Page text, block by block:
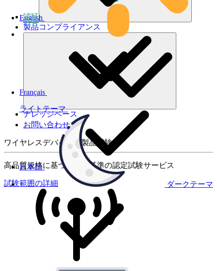
ライトテーマ
ダークテーマ
English
Français
日本語
認証
製品コンプライアンス
ナレッジベース
お問い合わせ
ワイヤレスデバイスの製品試験
高品質規格に基づく国際基準の認定試験サービス
試験範囲の詳細